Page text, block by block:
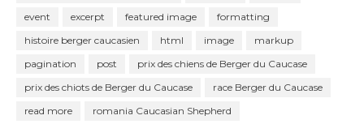
event
excerpt featured image
formatting
histoire berger caucasien
html image
markup
pagination
post
prix des chiens de Berger du Caucase
prix des chiots de Berger du Caucase
race Berger du Caucase
read more
romania Caucasian Shepherd